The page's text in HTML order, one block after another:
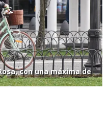
con una máxima de